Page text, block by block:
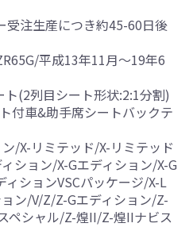
注生産につき約45-60日後
平成13年11月～19年6
(2列目シート形状:2:1分割)
付車&助手席シートバックテ
/X-リミテッド/X-リミテッド
ション/X-Gエディション/X-G
ションVSCパッケージ/X-L
ン/V/Z/Z-Gエディション/Z-
ペシャル/Z-煌II/Z-煌IIナビス